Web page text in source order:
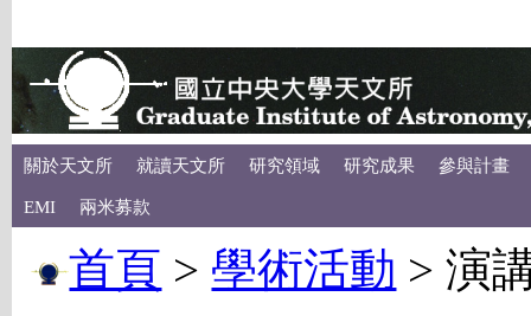
關於天文所 就讀天文所 研究領域 研究成果 參與計畫
EMI 兩米募款
首頁 > 學術活動 >演